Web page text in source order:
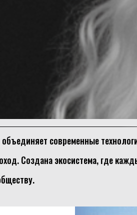
современные
Создана экосистема, где